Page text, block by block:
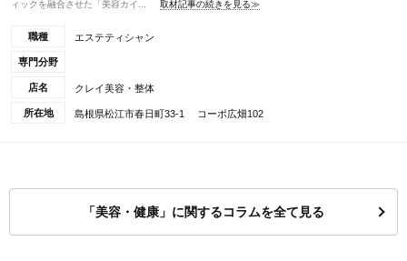
ィックを融合させた「美容カイ...
取材記事の続きを見る≫
職種 エステティシャン
専門分野
店名 クレイ美容・整体
所在地 島根県松江市春日町33-1 コーポ広畑102
「美容・健康」に関するコラムを全て見る